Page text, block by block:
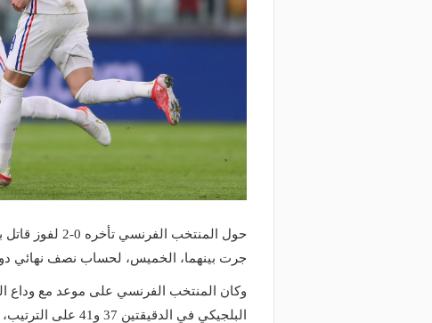
جرت بينهما، الخميس، لحساب نصف نهائي
وكان المنتخب الفرنسي على موعد مع وداع
البلجيكي في الدقيقتين 37 و41 على الترتيب، عن طريق يانيك كاراسكو وإيميلو لوكاكو.